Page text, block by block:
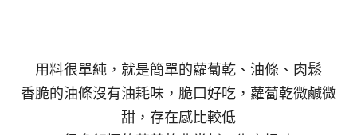
用料很單純，就是簡單的蘿蔔乾、油條、肉鬆
香脆的油條沒有油耗味，脆口好吃，蘿蔔乾微鹹微
甜，存在感比較低